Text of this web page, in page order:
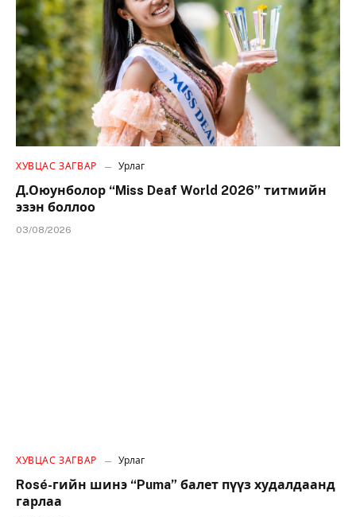
ХУВЦАС ЗАГВАР Урлаг
Д.Оюунболор “Miss Deaf World 2026” титмийн
эзэн боллоо
03/08/2026
ХУВЦАС ЗАГВАР Урлаг
Rosé-гийн шинэ “Puma” балет пүүз худалдаанд
гарлаа